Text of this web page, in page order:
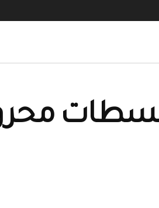
بسطات